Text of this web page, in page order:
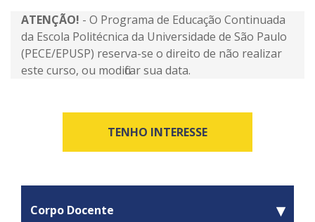
ATENÇÃO! - O Programa de Educação Continuada
da Escola Politécnica da Universidade de São Paulo
(PECE/EPUSP) reserva-se o direito de não realizar
este curso, ou modificar sua data.
TENHO INTERESSE
Corpo Docente ▾